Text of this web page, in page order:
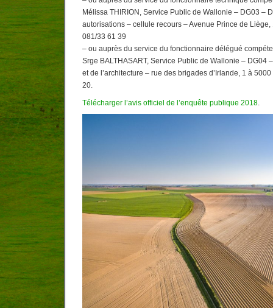
Mélissa THIRION, Service Public de Wallonie – DG03 –
autorisations – cellule recours – Avenue Prince de Liège,
081/33 61 39
– ou auprès du service du fonctionnaire délégué
Srge BALTHASART, Service Public de Wallonie – DG04
et de l’architecture – rue des brigades d’Irlande, 1 à
20.
Télécharger l’avis officiel de l’enquête publique 2018